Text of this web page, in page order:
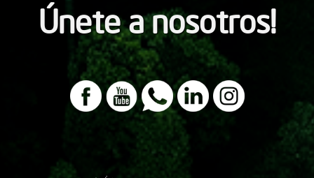
Únete a nosotros!